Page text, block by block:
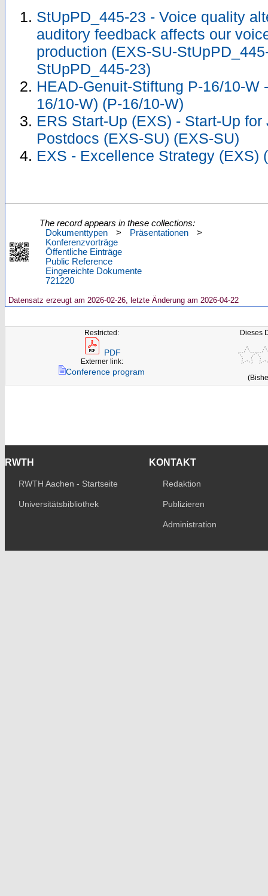
StUpPD_445-23 - Voice quality
auditory feedback affects our
production (EXS-SU-
StUpPD_445-23)
HEAD-Genuit-Stiftung P-16/10-W
16/10-W) (P-16/10-W)
ERS Start-Up (EXS) - Start-Up
Postdocs (EXS-SU) (EXS-SU)
EXS - Excellence Strategy (EXS)
The record appears in these collections:
Dokumenttypen
> Präsentationen
>
Konferenzvorträge
Öffentliche Einträge
Public Reference
Eingereichte Dokumente
721220
Datensatz erzeugt am 2026-02-26, letzte Änderung am 2026-04-22
Restricted:
PDF
Externer link:
Conference program
Dieses
RWTH
RWTH Aachen - Startseite
Universitätsbibliothek
KONTAKT
Redaktion
Publizieren
Administration